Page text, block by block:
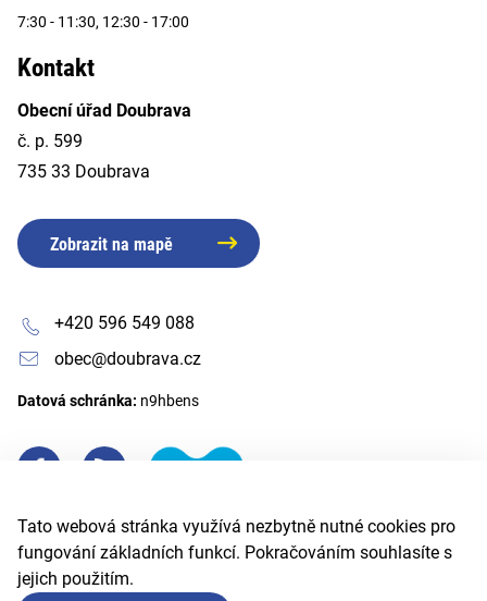
Tato webová stránka využívá nezbytně nutné cookies pro
fungování základních funkcí. Pokračováním souhlasíte s
jejich použitím.
7:30 - 11:30, 12:30 - 17:00
Kontakt
Obecní úřad Doubrava
č. p. 599
735 33 Doubrava
Zobrazit na mapě
+420 596 549 088
obec@doubrava.cz
Datová schránka: n9hbens